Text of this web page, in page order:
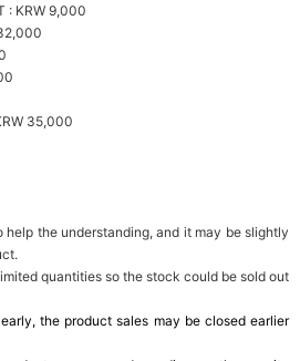
: KRW 9,000
35,000
the understanding, and it may be slightly
quantities so the stock could be sold out
the product sales may be closed earlier